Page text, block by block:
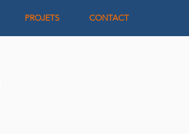
PROJETS CONTACT